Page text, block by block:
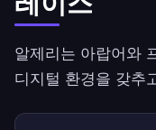
알제리는 아랍어와
디지털 환경을 갖추